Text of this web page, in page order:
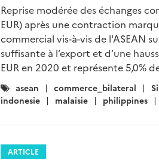
Reprise modérée des échanges
EUR) après une contraction
commercial vis-à-vis de l'ASEAN
suffisante à l’export et d’une
EUR en 2020 et représente 5,0%
Catégories
:
asean commerce_bilateral
indonesie
malaisie philippines
ARTICLE